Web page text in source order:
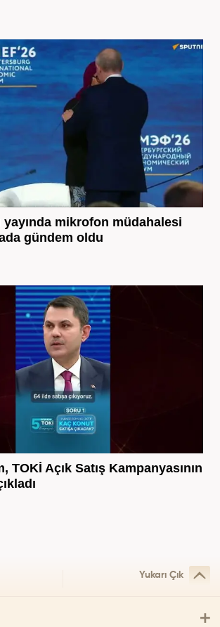
yayında mikrofon müdahalesi
gündem oldu
TOKİ Açık Satış Kampanyasının
Yukarı Çık